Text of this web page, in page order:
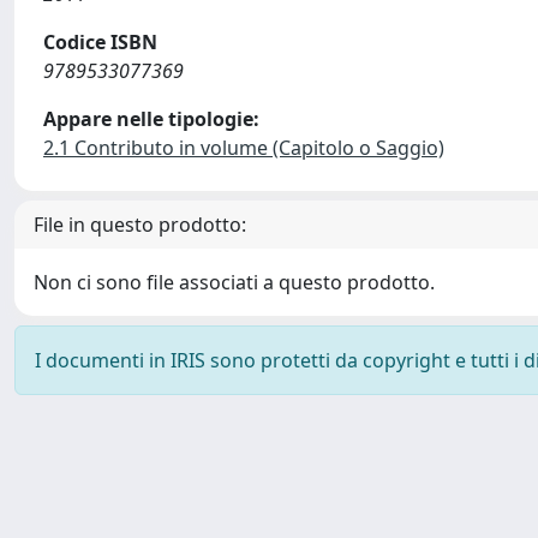
Codice ISBN
9789533077369
Appare nelle tipologie:
2.1 Contributo in volume (Capitolo o Saggio)
File in questo prodotto:
Non ci sono file associati a questo prodotto.
I documenti in IRIS sono protetti da copyright e tutti i